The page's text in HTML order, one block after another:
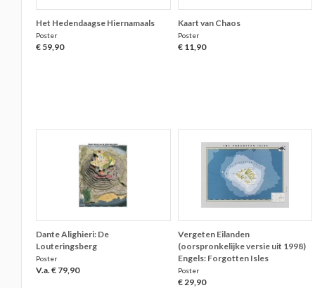
Het Hedendaagse Hiernamaals
Poster
€ 59,90
Kaart van Chaos
Poster
€ 11,90
Dante Alighieri: De
Louteringsberg
Poster
V.a. € 79,90
Vergeten Eilanden
(oorspronkelijke versie uit 1998)
Engels: Forgotten Isles
Poster
€ 29,90